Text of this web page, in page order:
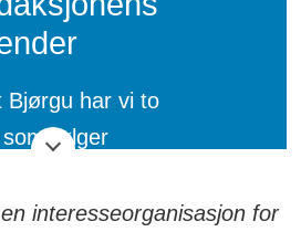
Bjørgu har vi to
følger
Inside og
interesseorganisasjon for